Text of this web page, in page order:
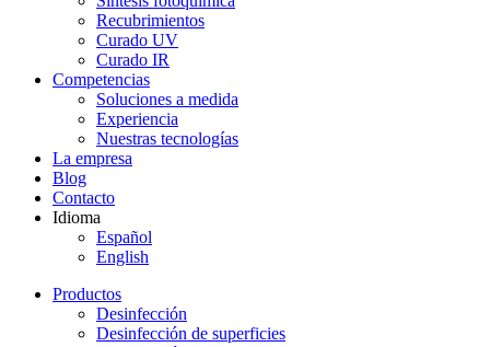
Recubrimientos
Curado UV
Curado IR
Competencias
Soluciones a medida
Experiencia
Nuestras tecnologías
La empresa
Blog
Contacto
Idioma
Español
English
Productos
Desinfección
Desinfección de superficies